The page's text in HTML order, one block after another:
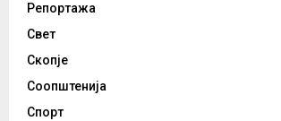
Репортажа
Свет
Скопје
Соопштенија
Спорт